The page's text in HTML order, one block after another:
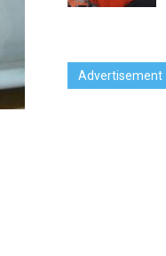
Advertisement